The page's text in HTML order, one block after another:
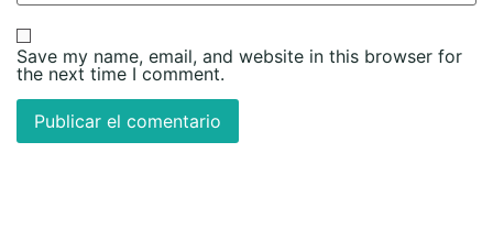
Save my name, email, and website in this browser for
the next time I comment.